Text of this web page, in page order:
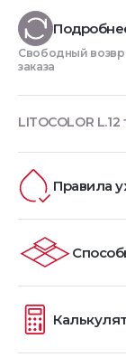
Свободный
заказа
LITOCOLOR
Правила